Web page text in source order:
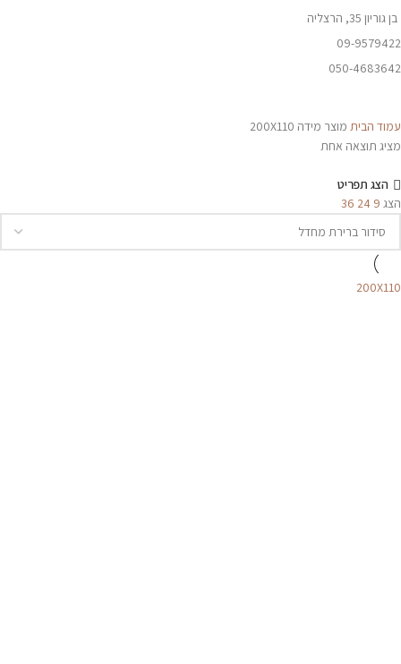
בן גוריון 35, הרצליה
09-9579422
050-4683642
עמוד הבית מוצר מידה 200X110
מציג תוצאה אחת
הצג תפריט
הצג 9
24
36
200X110